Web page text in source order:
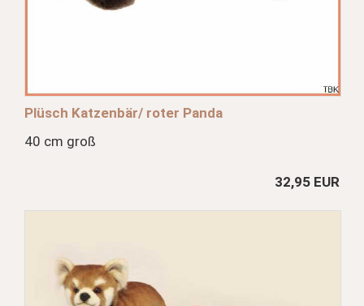
Plüsch Katzenbär/ roter Panda
40 cm groß
32,95 EUR